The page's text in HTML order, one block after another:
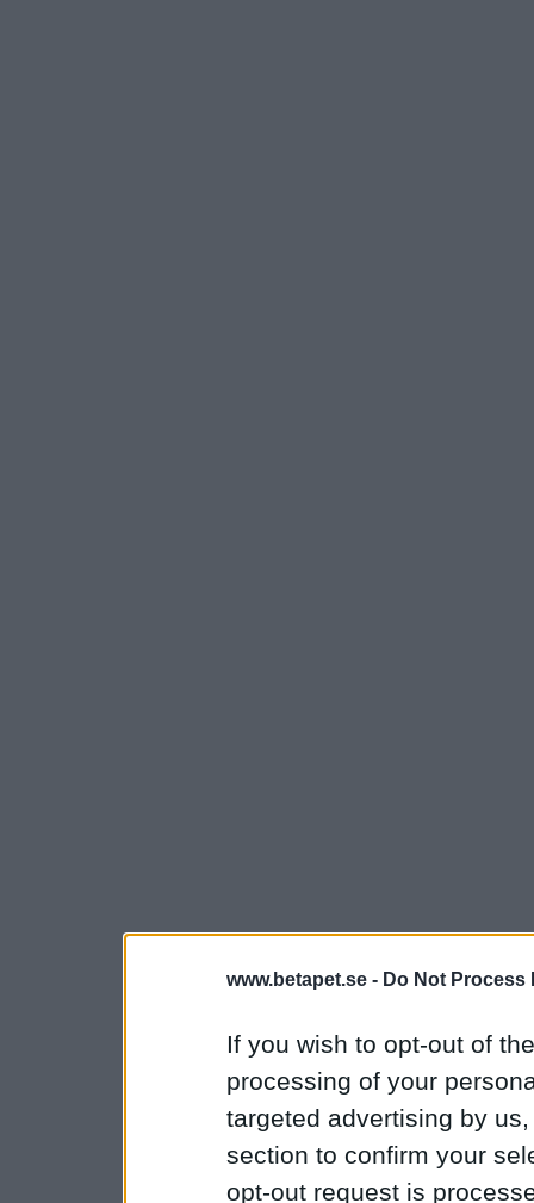
www.betapet.se - Do Not Process
If you wish to opt-out of
processing of your
targeted advertising by
section to confirm your
opt-out request is